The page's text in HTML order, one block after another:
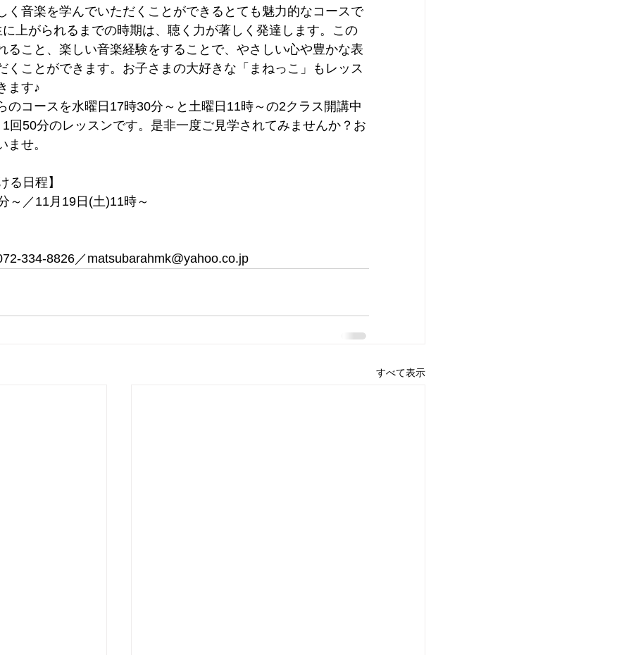
く音楽を学んでいただくことができるとても魅力的なコースで
上がられるまでの時期は、聴く力が著しく発達します。この
ること、楽しい音楽経験をすることで、やさしい心や豊かな表
くことができます。お子さまの大好きな「まねっこ」もレッス
ます♪
のコースを水曜日17時30分～と土曜日11時～の2クラス開講中
回50分のレッスンです。是非一度ご見学されてみませんか？お
せ。
る日程】
／11月19日(土)11時～
334-8826／matsubarahmk@yahoo.co.jp
すべて表示